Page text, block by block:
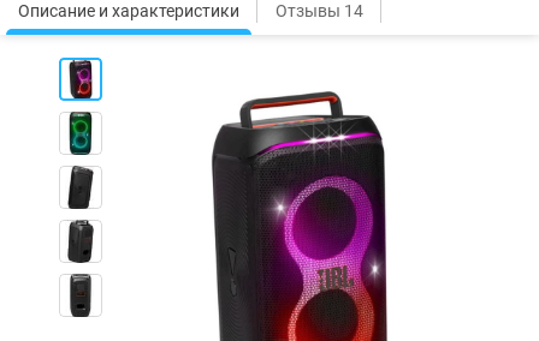
Описание и характеристики Отзывы 14